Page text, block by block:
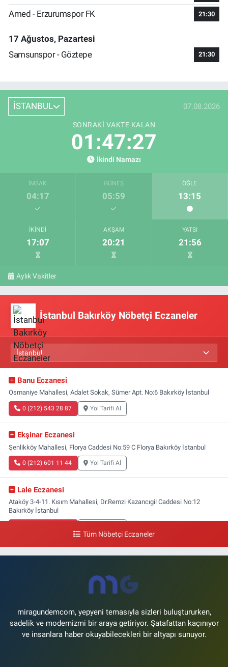
Amed - Erzurumspor FK 21:30
17 Ağustos, Pazartesi
Samsunspor - Göztepe
21:30
İSTANBUL 07.08.2026
SONRAKI VAKTE KALAN
01:47:26
İkindi Namazı
İMSAK
04:17
GÜNEŞ
05:59
ÖĞLE
13:15
İKINDI
17:07
AKŞAM
20:21
YATSI
21:56
Aylık Vakitler
İstanbul Bakırköy Nöbetçi Eczaneler
Banu Eczanesi
Osmaniye Mahallesi, Adalet Sokak, Sümer Apt. No:6 Bakırköy İstanbul
0 (212) 543 28 87 Yol Tarifi Al
Ekşinar Eczanesi
Şenlikköy Mahallesi, Florya Caddesi No:59 C Florya Bakırköy İstanbul
0 (212) 601 11 44 Yol Tarifi Al
Lale Eczanesi
Ataköy 3-4-11. Kısım Mahallesi, Dr.Remzi Kazancıgil Caddesi No:12
Bakırköy İstanbul
Tüm Nöbetçi Eczaneler
miragundemcom, yepyeni temasıyla sizleri buluştururken,
sadelik ve modernizmi bir araya getiriyor. Şatafattan kaçınıyor
ve insanlara haber okuyabilecekleri bir altyapı sunuyor.